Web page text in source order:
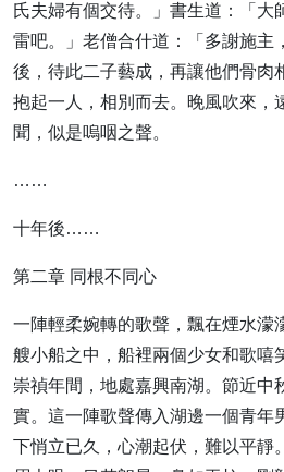
氏夫婦有個交待。」書生道：「大
雷吧。」老僧合什道：「多謝施主
後，待此二子藝成，再讓他們骨肉
抱起一人，相別而去。晚風吹來，
聞，似是嗚咽之聲。
……
十年後……
第二章 同根不同心
一陣輕柔婉轉的歌聲，飄在煙水濛
艘小船之中，船裡兩個少女和歌嘻
崇禎年間，地處嘉興南湖。節近中
實。這一陣歌聲傳入湖邊一個青年
下悄立已久，心潮起伏，難以平靜